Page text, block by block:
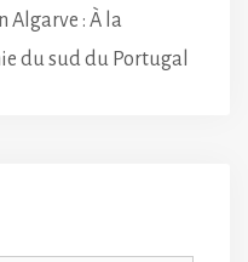
Algarve : À la
du sud du Portugal